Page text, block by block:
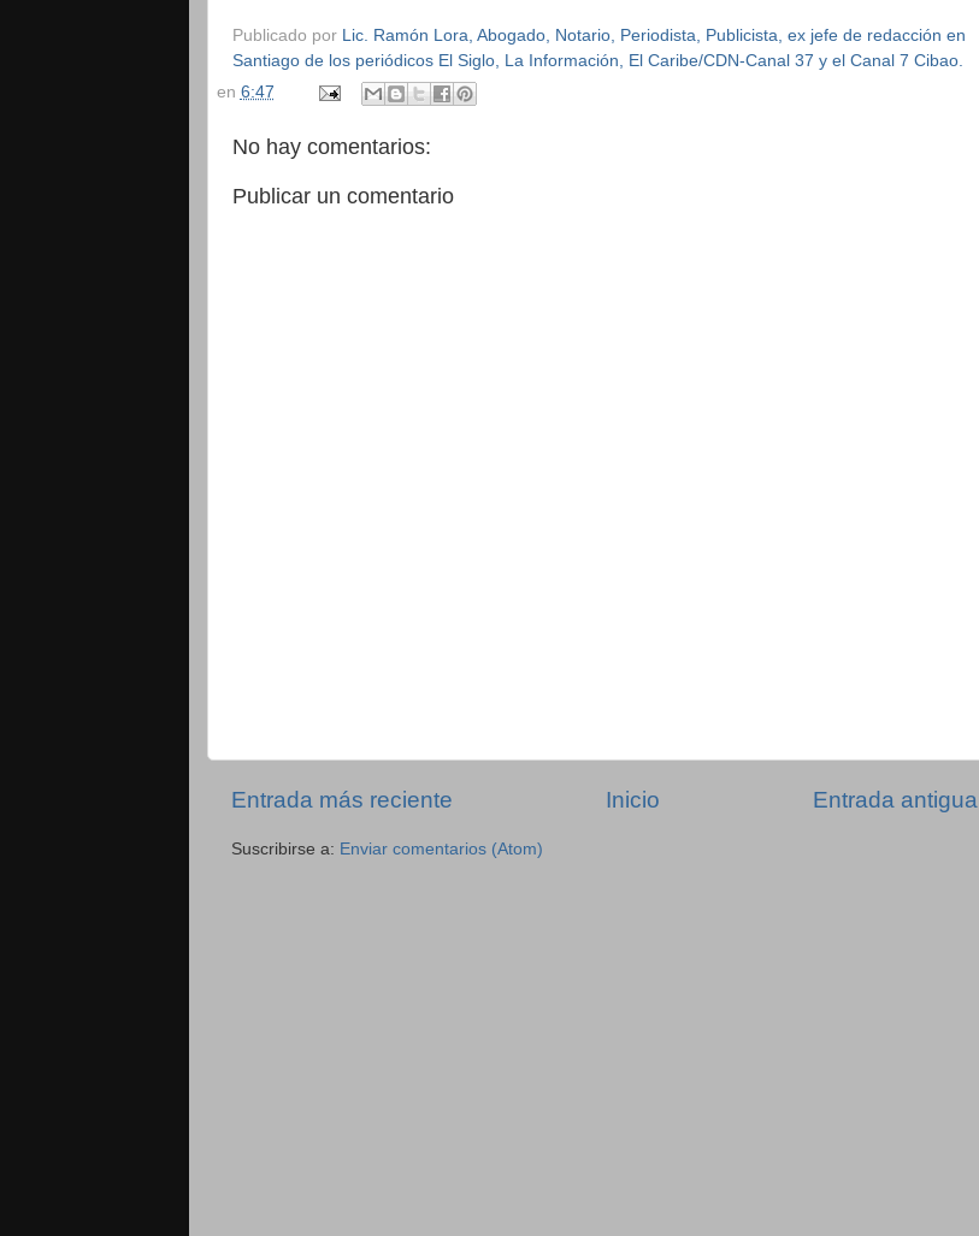
Publicado por Lic. Ramón Lora, Abogado, Notario, Periodista, Publicista, ex jefe de redacción en
Santiago de los periódicos El Siglo, La Información, El Caribe/CDN-Canal 37 y el Canal 7 Cibao.
en 6:47
No hay comentarios:
Publicar un comentario
Entrada más reciente Entrada antigua
Inicio
Suscribirse a: Enviar comentarios (Atom)